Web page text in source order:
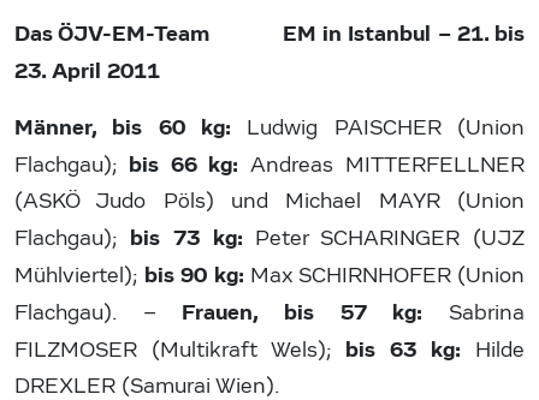
Das ÖJV-EM-Team EM in Istanbul – 21. bis
23. April 2011
Männer, bis 60 kg: Ludwig PAISCHER (Union
Flachgau); bis 66 kg:Andreas MITTERFELLNER
(ASKÖ Judo Pöls) und Michael MAYR (Union
Flachgau); bis 73 kg: Peter SCHARINGER (UJZ
Mühlviertel); bis 90 kg: Max SCHIRNHOFER (Union
Flachgau). – Frauen, bis 57 kg: Sabrina
FILZMOSER (Multikraft Wels); bis 63 kg: Hilde
DREXLER (Samurai Wien).